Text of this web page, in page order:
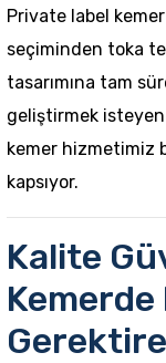
Private label
seçiminden toka
tasarımına tam
geliştirmek isteyen
kemer hizmetimiz
kapsıyor.
Kalite